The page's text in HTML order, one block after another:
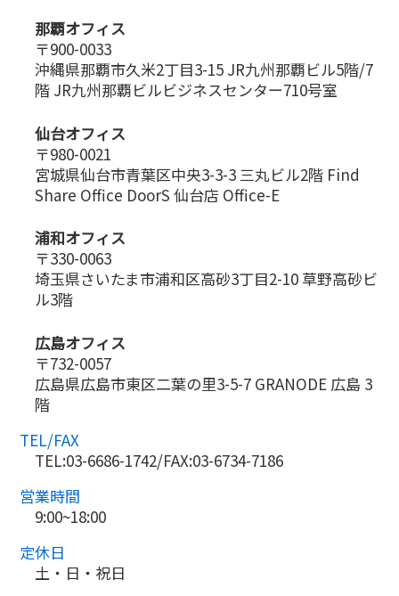
那覇オフィス
〒900-0033
沖縄県那覇市久米2丁目3-15 JR九州那覇ビル5階/7
階 JR九州那覇ビルビジネスセンター710号室
仙台オフィス
〒980-0021
宮城県仙台市青葉区中央3-3-3 三丸ビル2階 Find
Share Office DoorS 仙台店 Office-E
浦和オフィス
〒330-0063
埼玉県さいたま市浦和区高砂3丁目2-10 草野高砂ビ
ル3階
広島オフィス
〒732-0057
広島県広島市東区二葉の里3-5-7 GRANODE 広島 3
階
TEL/FAX
TEL:03-6686-1742/FAX:03-6734-7186
営業時間
9:00~18:00
定休日
土・日・祝日